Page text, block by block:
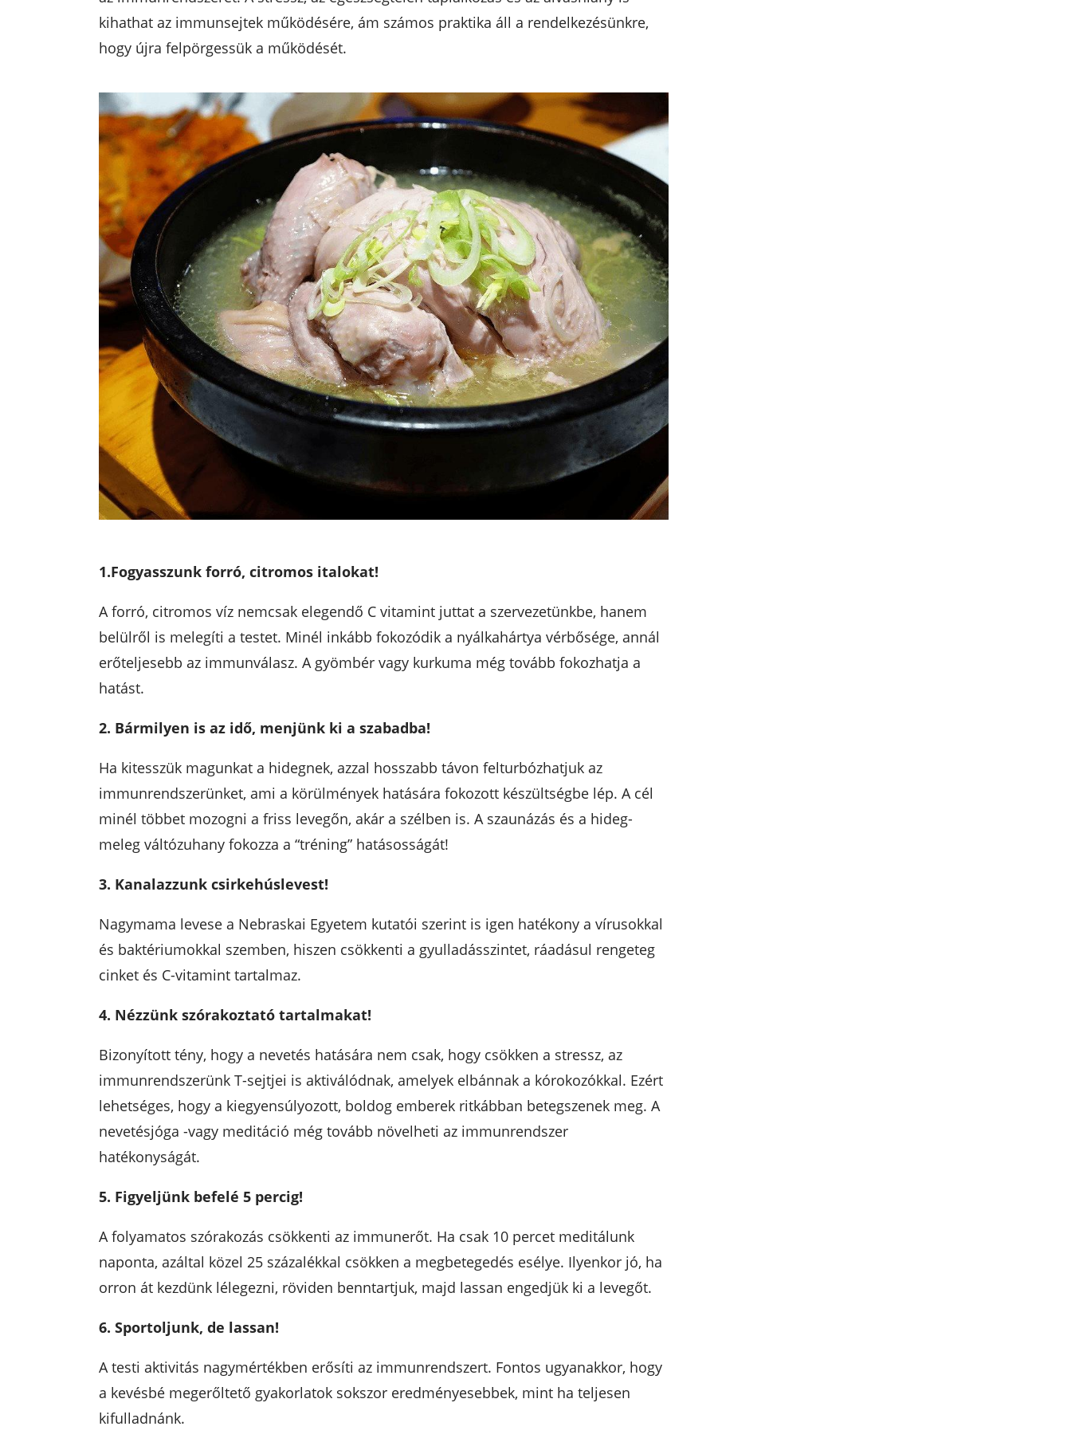
kihathat az immunsejtek működésére, ám számos praktika áll a rendelkezésünkre,
hogy újra felpörgessük a működését.
1.Fogyasszunk forró, citromos italokat!
A forró, citromos víz nemcsak elegendő C vitamint juttat a szervezetünkbe, hanem
belülről is melegíti a testet. Minél inkább fokozódik a nyálkahártya vérbősége, annál
erőteljesebb az immunválasz. A gyömbér vagy kurkuma még tovább fokozhatja a
hatást.
2. Bármilyen is az idő, menjünk ki a szabadba!
Ha kitesszük magunkat a hidegnek, azzal hosszabb távon felturbózhatjuk az
immunrendszerünket, ami a körülmények hatására fokozott készültségbe lép. A cél
minél többet mozogni a friss levegőn, akár a szélben is. A szaunázás és a hideg-
meleg váltózuhany fokozza a “tréning” hatásosságát!
3. Kanalazzunk csirkehúslevest!
Nagymama levese a Nebraskai Egyetem kutatói szerint is igen hatékony a vírusokkal
és baktériumokkal szemben, hiszen csökkenti a gyulladásszintet, ráadásul rengeteg
cinket és C-vitamint tartalmaz.
4. Nézzünk szórakoztató tartalmakat!
Bizonyított tény, hogy a nevetés hatására nem csak, hogy csökken a stressz, az
immunrendszerünk T-sejtjei is aktiválódnak, amelyek elbánnak a kórokozókkal. Ezért
lehetséges, hogy a kiegyensúlyozott, boldog emberek ritkábban betegszenek meg. A
nevetésjóga -vagy meditáció még tovább növelheti az immunrendszer
hatékonyságát.
5. Figyeljünk befelé 5 percig!
A folyamatos szórakozás csökkenti az immunerőt. Ha csak 10 percet meditálunk
naponta, azáltal közel 25 százalékkal csökken a megbetegedés esélye. Ilyenkor jó, ha
orron át kezdünk lélegezni, röviden benntartjuk, majd lassan engedjük ki a levegőt.
6. Sportoljunk, de lassan!
A testi aktivitás nagymértékben erősíti az immunrendszert. Fontos ugyanakkor, hogy
a kevésbé megerőltető gyakorlatok sokszor eredményesebbek, mint ha teljesen
kifulladnánk.